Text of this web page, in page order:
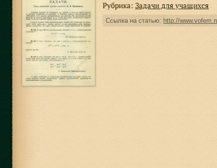
Рубрика: Задачи для учащихся
Ссылка на статью: http://